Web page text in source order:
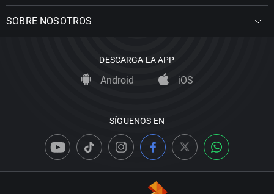
SOBRE NOSOTROS
DESCARGA LA APP
Android iOS
SÍGUENOS EN